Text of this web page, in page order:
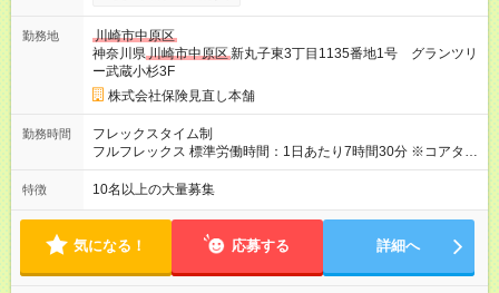
＜インセンティブで頑張りを評価！＞ 四半期に1回、実績に応じ
ンセンティブをご用意。実際に、1回のインセンティブで200万
円を手にした先輩もいます！ 【試用期間】試用期間あり 試用期
間の長さ：3ヶ月 雇用形態、給与は本採用時と同じです。
勤務地
川崎市中原区
神奈川県川崎市中原区新丸子東3丁目1135番地1号 グランツリ
ー武蔵小杉3F
株式会社保険見直し本舗
勤務時間
フレックスタイム制
フルフレックス 標準労働時間：1日あたり7時間30分 ※コアタイ
ム無 ※店舗営業時間に応じて早番・遅番対応あり ★柔軟な働き
方を実現 毎月希望を提出しシフトを決める為、 仕事とプライベ
は、 「子どものお迎えに合わせて早めに退勤」 「予定があるの
で遅めに出社」など、 ライフスタイルに合わせた働き方も徐々
に可能です。
特徴 10名以上の大量募集
気になる！ 応募する 詳細へ